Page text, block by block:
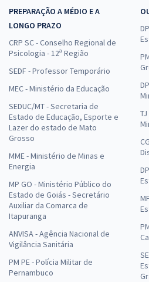
PREPARAÇÃO A MÉDIO E A
LONGO PRAZO
CRP SC - Conselho Regional de
Psicologia - 12ª Região
SEDF - Professor Temporário
MEC - Ministério da Educação
SEDUC/MT - Secretaria de
Estado de Educação, Esporte e
Lazer do estado de Mato
Grosso
MME - Ministério de Minas e
Energia
MP GO - Ministério Público do
Estado de Goiás - Secretário
Auxiliar da Comarca de
Itapuranga
ANVISA - Agência Nacional de
Vigilância Sanitária
PM PE - Polícia Militar de
Pernambuco